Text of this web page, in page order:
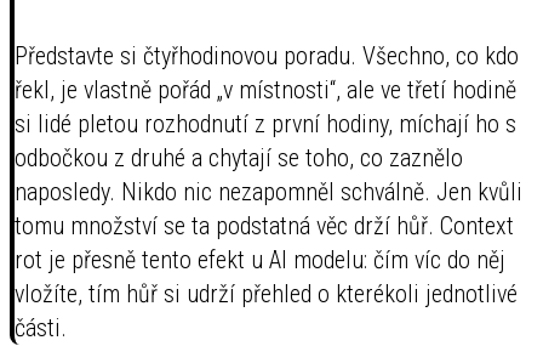
Představte si čtyřhodinovou poradu. Všechno, co kdo
řekl, je vlastně pořád „v místnosti“, ale ve třetí hodině
si lidé pletou rozhodnutí z první hodiny, míchají ho s
odbočkou z druhé a chytají se toho, co zaznělo
naposledy. Nikdo nic nezapomněl schválně. Jen kvůli
tomu množství se ta podstatná věc drží hůř. Context
rot je přesně tento efekt u AI modelu: čím víc do něj
vložíte, tím hůř si udrží přehled o kterékoli jednotlivé
části.